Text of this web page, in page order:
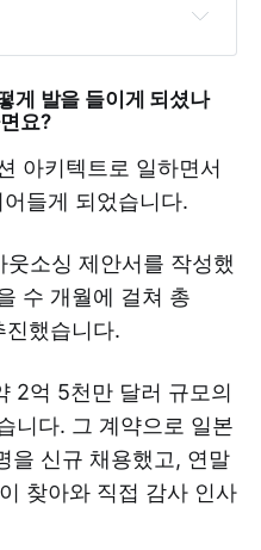
게 발을 들이게 되셨나
요?
아키텍트로 일하면서
들게 되었습니다.
소싱 제안서를 작성했
수 개월에 걸쳐 총
했습니다.
2억 5천만 달러 규모의
니다. 그 계약으로 일본
을 신규 채용했고, 연말
찾아와 직접 감사 인사